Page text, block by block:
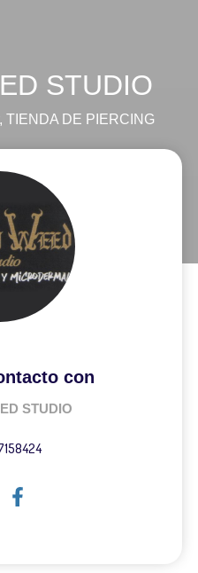
STUDIO
,TIENDA DE PIERCING
con
STUDIO